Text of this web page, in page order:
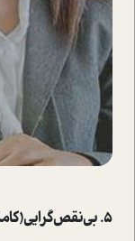
5. بی‌نقص‌گرایی(کامل‌طلبی منفی)